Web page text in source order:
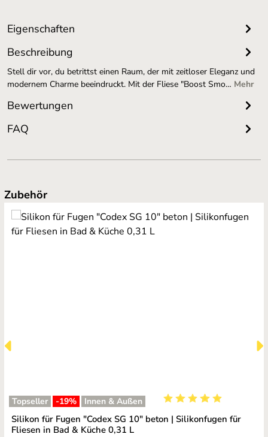
Eigenschaften
Beschreibung
Stell dir vor, du betrittst einen Raum, der mit zeitloser Eleganz und
modernem Charme beeindruckt. Mit der Fliese "Boost Smo… Mehr
Bewertungen
FAQ
Produktgalerie überspringen
Zubehör
Topseller -19% Innen & Außen
Durchschnittliche
Silikon für Fugen "Codex SG 10" beton | Silikonfugen für
Fliesen in Bad & Küche 0,31 L